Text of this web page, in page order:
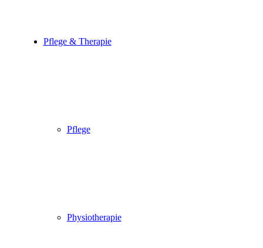
Pflege & Therapie
Pflege
Physiotherapie